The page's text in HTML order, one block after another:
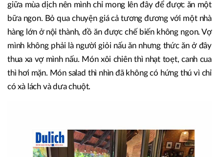
giữa mùa dịch nên mình chỉ mong lên đây để được ăn một
bữa ngon. Bỏ qua chuyện giá cả tương đương với một nhà
hàng lớn ở nội thành, đồ ăn được chế biến không ngon. Vợ
mình không phải là người giỏi nấu ăn nhưng thức ăn ở đây
thua xa vợ mình nấu. Món xôi chiên thì nhạt toẹt, canh cua
thì hơi mặn. Món salad thì nhìn đã không có hứng thú vì chỉ
có xà lách và dưa chuột.